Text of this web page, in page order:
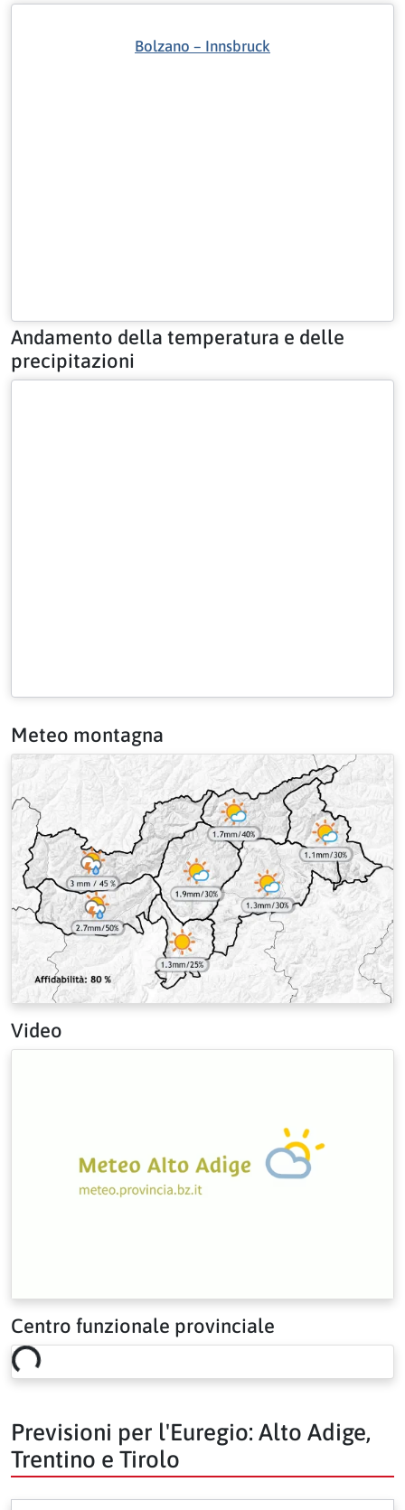
Bolzano – Innsbruck
Andamento della temperatura e delle
precipitazioni
Meteo montagna
Video
Centro funzionale provinciale
Loading risk overview…
Previsioni per l'Euregio: Alto Adige,
Trentino e Tirolo